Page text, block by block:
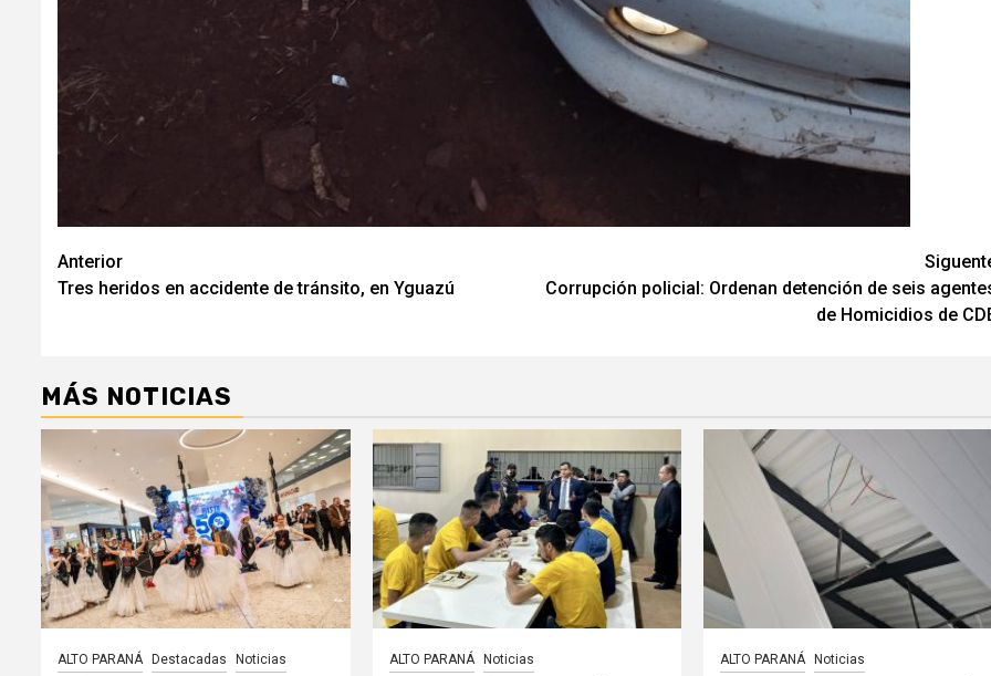
Navegación
de
Anterior
Tres heridos en accidente de tránsito, en Yguazú
Corrupción policial: Ordenan detención de seis
de Homicidios de
MÁS NOTICIAS
ALTO PARANÁ Destacadas Noticias ALTO PARANÁ Noticias ALTO PARANÁ Noticias